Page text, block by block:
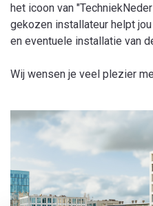
het icoon van
gekozen installateur helpt
en eventuele installatie van
Wij wensen je veel plezier